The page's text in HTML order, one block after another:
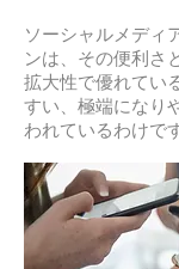
ソーシャルメディ
ンは、その便利さ
拡大性で優れてい
すい、極端になり
われているわけで